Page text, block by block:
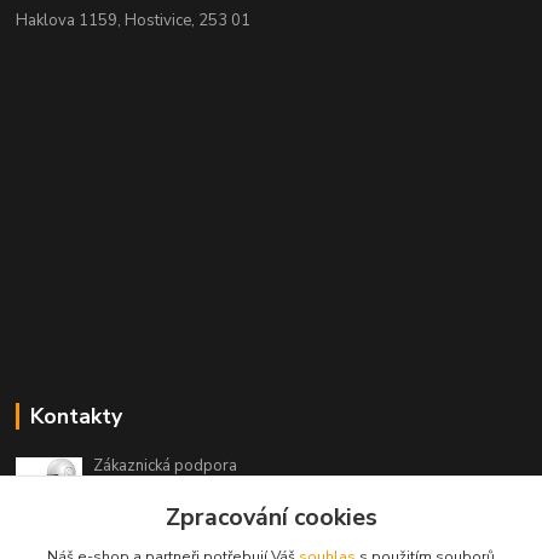
Haklova 1159, Hostivice, 253 01
Kontakty
Zákaznická podpora
(Po-Pá, 9-19 hod.)Zpracování cookies